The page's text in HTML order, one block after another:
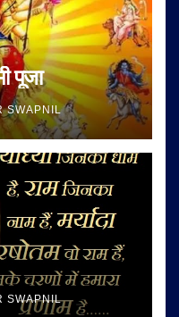
पूजा
SWAPNIL
SWAPNIL